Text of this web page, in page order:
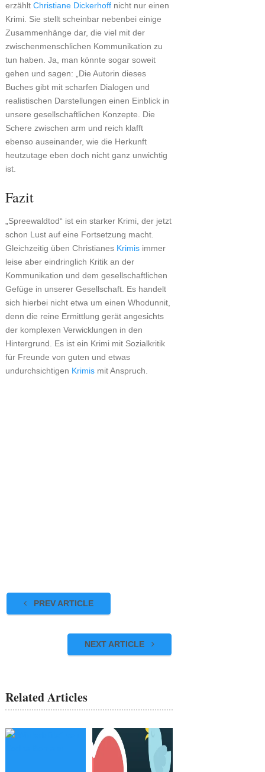
erzählt Christiane Dickerhoffnicht nur einen
Krimi. Sie stellt scheinbar nebenbei einige
Zusammenhänge dar, die viel mit der
zwischenmenschlichen Kommunikation zu
tun haben. Ja, man könnte sogar soweit
gehen und sagen: „Die Autorin dieses
Buches gibt mit scharfen Dialogen und
realistischen Darstellungen einen Einblick in
unsere gesellschaftlichen Konzepte. Die
Schere zwischen arm und reich klafft
ebenso auseinander, wie die Herkunft
heutzutage eben doch nicht ganz unwichtig
ist.
Fazit
„Spreewaldtod“ ist ein starker Krimi, der jetzt
schon Lust auf eine Fortsetzung macht.
Gleichzeitig üben Christianes Krimisimmer
leise aber eindringlich Kritik an der
Kommunikation und dem gesellschaftlichen
Gefüge in unserer Gesellschaft. Es handelt
sich hierbei nicht etwa um einen Whodunnit,
denn die reine Ermittlung gerät angesichts
der komplexen Verwicklungen in den
Hintergrund. Es ist ein Krimi mit Sozialkritik
für Freunde von guten und etwas
undurchsichtigen Krimismit Anspruch.
PREV ARTICLE
NEXT ARTICLE
Related Articles